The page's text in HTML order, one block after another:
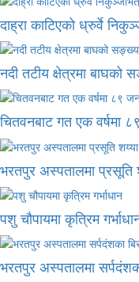
दाह्रा काटिएको ध्रुर्वे
नदी तटीय क्षेत्रमा बाघको
चितवनबाट गत एक वर्षमा
भरतपुर अस्पतालमा प्रसूति
पशु चौपायमा कृत्रिम
भरतपुर अस्पतालमा